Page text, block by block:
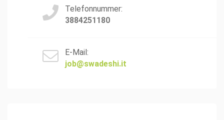
Telefonnummer:
3884251180
E-Mail:
job@swadeshi.it